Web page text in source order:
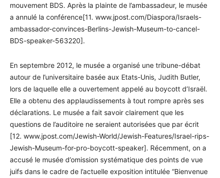
mouvement BDS. Après la plainte de l’ambassadeur, le musée
a annulé la conférence[11. www.jpost.com/Diaspora/Israels-
ambassador-convinces-Berlins-Jewish-Museum-to-cancel-
BDS-speaker-563220].
En septembre 2012, le musée a organisé une tribune-débat
autour de l’universitaire basée aux Etats-Unis, Judith Butler,
lors de laquelle elle a ouvertement appelé au boycott d’Israël.
Elle a obtenu des applaudissements à tout rompre après ses
déclarations. Le musée a fait savoir clairement que les
questions de l’auditoire ne seraient autorisées que par écrit
[12. www.jpost.com/Jewish-World/Jewish-Features/Israel-rips-
Jewish-Museum-for-pro-boycott-speaker]. Récemment, on a
accusé le musée d’omission systématique des points de vue
juifs dans le cadre de l’actuelle exposition intitulée “Bienvenue